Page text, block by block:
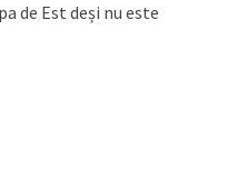
de Est deși nu este